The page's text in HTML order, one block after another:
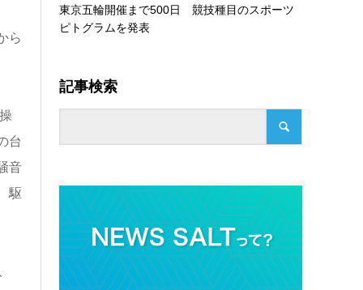
ら
台
音
駆
東京五輪開催まで500日 競技種目のスポーツ
ピトグラムを発表
記事検索